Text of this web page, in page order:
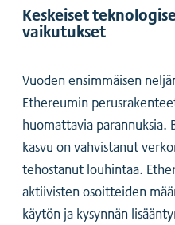
Keskeiset
vaikutukset
Vuoden ensimmäisen
Ethereumin
huomattavia parannuksia.
kasvu on vahvistanut
tehostanut louhintaa.
aktiivisten osoitteiden
käytön ja kysynnän